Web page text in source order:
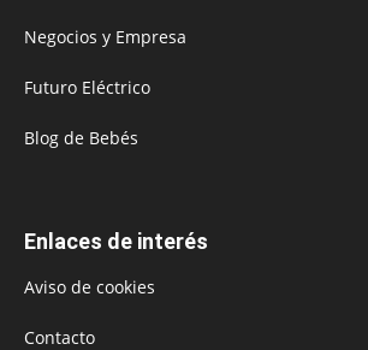
Negocios y Empresa
Futuro Eléctrico
Blog de Bebés
Enlaces de interés
Aviso de cookies
Contacto